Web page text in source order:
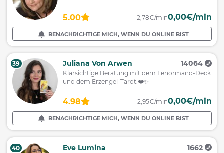
5.00 2,78€/min0,00€/min
BENACHRICHTIGE MICH, WENN DU ONLINE BIST
39 Juliana Von Arwen 14064
Klarsichtige Beratung mit dem Lenormand-Deck
und dem Erzengel-Tarot.❤️✨
4.98 2,95€/min0,00€/min
BENACHRICHTIGE MICH, WENN DU ONLINE BIST
40 Eve Lumina 1662